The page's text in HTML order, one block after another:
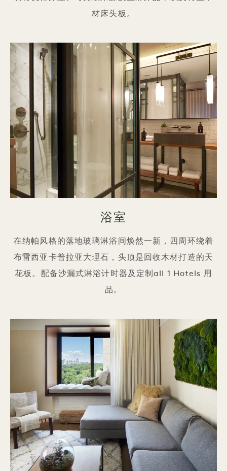
材床头板。
浴室
在纳帕风格的落地玻璃淋浴间焕然一新，四周环绕着
布雷西亚卡普拉亚大理石，头顶是回收木材打造的天
花板。配备沙漏式淋浴计时器及定制all 1 Hotels 用
品。